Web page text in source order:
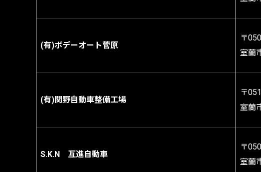
(有)ボデーオート菅原
〒
室蘭
(有)関野自動車整備工場
〒
室蘭
S.K.N 互進自動車
〒
室蘭